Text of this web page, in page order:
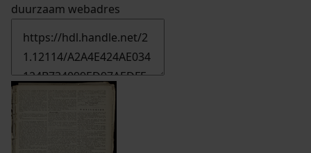
duurzaam webadres